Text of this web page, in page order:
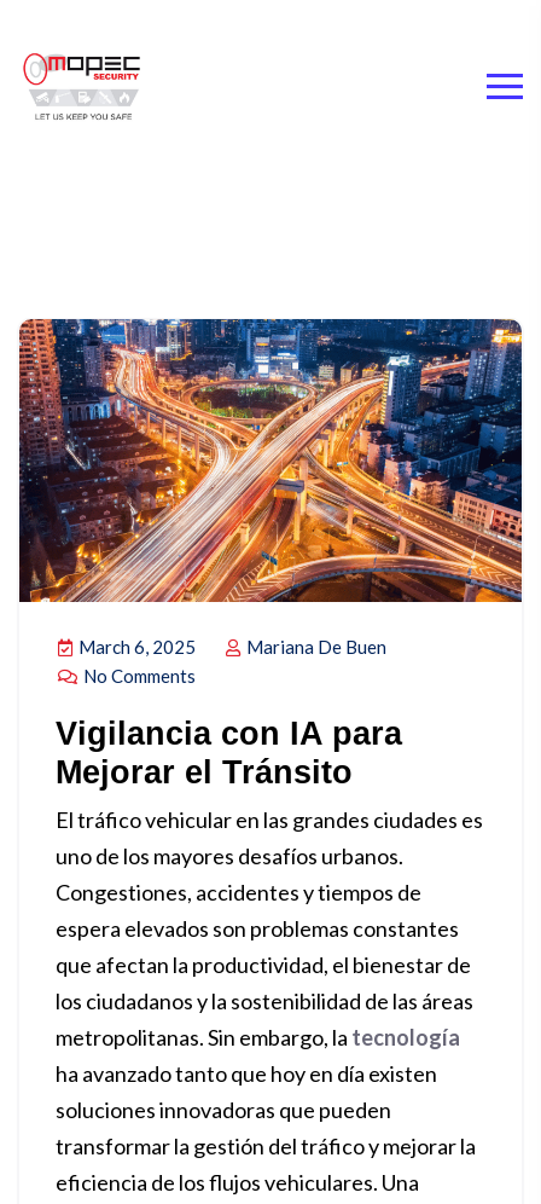
March 6, 2025
Mariana De Buen
No Comments
Vigilancia con IA para
Mejorar el Tránsito
El tráfico vehicular en las grandes ciudades es
uno de los mayores desafíos urbanos.
Congestiones, accidentes y tiempos de
espera elevados son problemas constantes
que afectan la productividad, el bienestar de
los ciudadanos y la sostenibilidad de las áreas
metropolitanas. Sin embargo, la tecnología
ha avanzado tanto que hoy en día existen
soluciones innovadoras que pueden
transformar la gestión del tráfico y mejorar la
eficiencia de los flujos vehiculares. Una